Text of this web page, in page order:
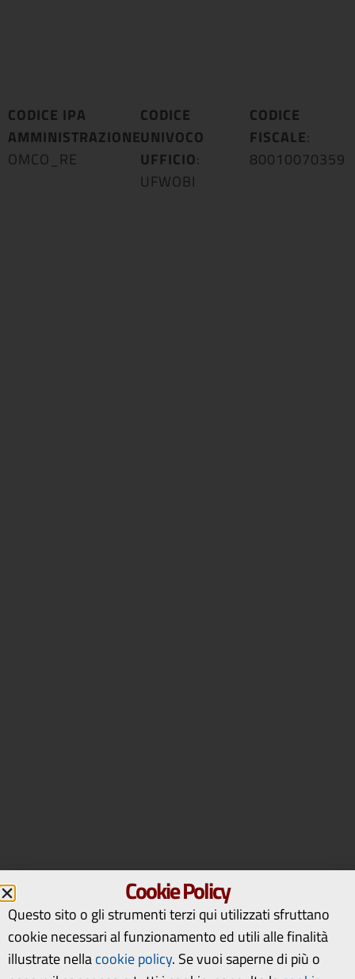
CODICE IPA
AMMINISTRAZIONE:
OMCO_RE
CODICE
UNIVOCO
UFFICIO:
UFWOBI
CODICE
FISCALE:
80010070359
Cookie Policy
Questo sito o gli strumenti terzi qui utilizzati sfruttano
cookie necessari al funzionamento ed utili alle finalità
illustrate nellacookie policy. Se vuoi saperne di più o